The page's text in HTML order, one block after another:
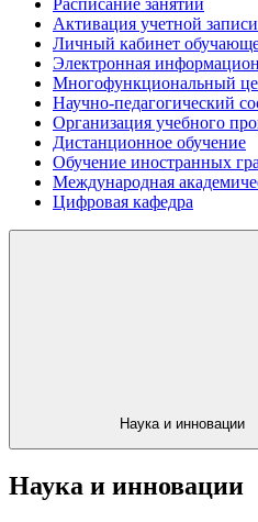
Активация учетной
Личный кабинет
Электронная
Многофункциональный
Научно-педагогический
Организация учебного
Дистанционное обучение
Обучение иностранных
Международная
Цифровая кафедра
Наука и инновации
Наука и инновации